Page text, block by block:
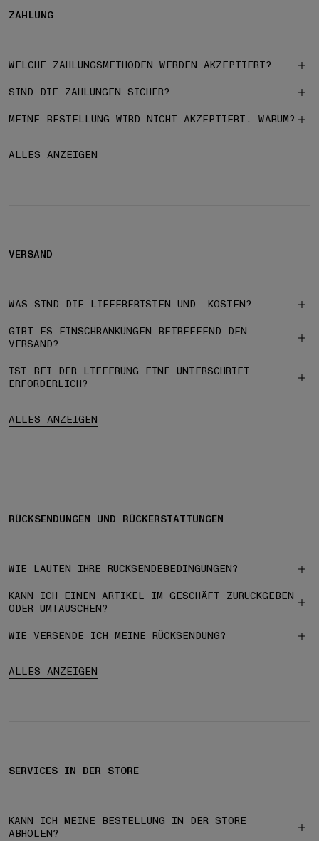
ZAHLUNG
WELCHE ZAHLUNGSMETHODEN WERDEN AKZEPTIERT?
SIND DIE ZAHLUNGEN SICHER?
MEINE BESTELLUNG WIRD NICHT AKZEPTIERT. WARUM?
ALLES ANZEIGEN
VERSAND
WAS SIND DIE LIEFERFRISTEN UND -KOSTEN?
GIBT ES EINSCHRÄNKUNGEN BETREFFEND DEN
VERSAND?
IST BEI DER LIEFERUNG EINE UNTERSCHRIFT
ERFORDERLICH?
ALLES ANZEIGEN
RÜCKSENDUNGEN UND RÜCKERSTATTUNGEN
WIE LAUTEN IHRE RÜCKSENDEBEDINGUNGEN?
KANN ICH EINEN ARTIKEL IM GESCHÄFT ZURÜCKGEBEN
ODER UMTAUSCHEN?
WIE VERSENDE ICH MEINE RÜCKSENDUNG?
ALLES ANZEIGEN
SERVICES IN DER STORE
KANN ICH MEINE BESTELLUNG IN DER STORE
ABHOLEN?